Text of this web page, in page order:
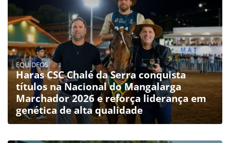
EQUÍDEOS
Haras CSC Chalé da Serra conquista
títulos na Nacional do Mangalarga
Marchador 2026 e reforça liderança em
genética de alta qualidade